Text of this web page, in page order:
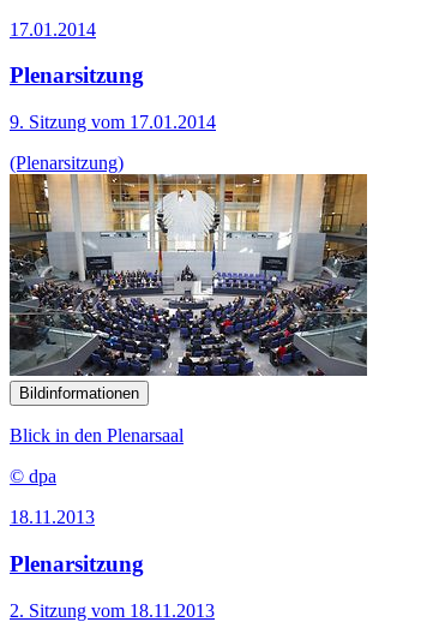
17.01.2014
Plenarsitzung
9. Sitzung vom 17.01.2014
(Plenarsitzung)
Bildinformationen
Blick in den Plenarsaal
© dpa
18.11.2013
Plenarsitzung
2. Sitzung vom 18.11.2013